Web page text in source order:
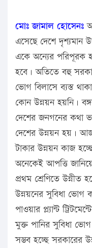
মোঃ জামাল হোসেনঃ
এসেছে দেশে দৃশ্যমান
একে অন্যের পরিপূরক
হবে। অতিতে বহু
ভোগ বিলাসে ব্যস্ত
কোন উন্নয়ন হয়নি।
দেশের জনগনের কথা
দেশের উন্নয়ন হয়।
টাকার উন্নয়ন কাজ
অনেকেই আপত্তি
প্রথম শ্রেণিতে
উন্নয়নের সুবিধা ভোগ
পাওয়ার প্ল্যান্ট
মুক্ত পানির সুবিধা
সম্ভব হচ্ছে সরকারের